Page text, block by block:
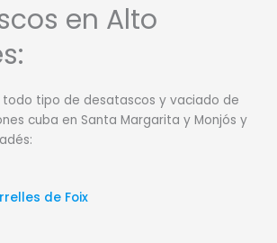
en Alto
todo tipo de desatascos y vaciado de
cuba en Santa Margarita y Monjós y
de Foix